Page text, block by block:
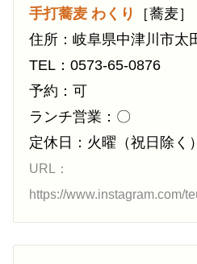
手打蕎麦 わくり
［蕎麦］
住所：岐阜県中津川市太
TEL：0573-65-0876
予約：可
ランチ営業：〇
定休日：火曜（祝日除く）
URL：
https://www.instagram.com/